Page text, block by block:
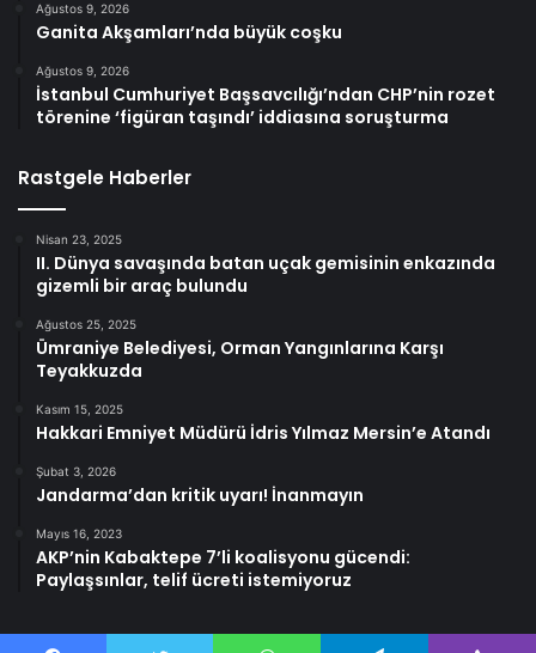
Ağustos 9, 2026
Ganita Akşamları’nda büyük coşku
Ağustos 9, 2026
İstanbul Cumhuriyet Başsavcılığı’ndan CHP’nin rozet
törenine ‘figüran taşındı’ iddiasına soruşturma
Rastgele Haberler
Nisan 23, 2025
II. Dünya savaşında batan uçak gemisinin enkazında
gizemli bir araç bulundu
Ağustos 25, 2025
Ümraniye Belediyesi, Orman Yangınlarına Karşı
Teyakkuzda
Kasım 15, 2025
Hakkari Emniyet Müdürü İdris Yılmaz Mersin’e Atandı
Şubat 3, 2026
Jandarma’dan kritik uyarı! İnanmayın
Mayıs 16, 2023
AKP’nin Kabaktepe 7’li koalisyonu gücendi:
Paylaşsınlar, telif ücreti istemiyoruz